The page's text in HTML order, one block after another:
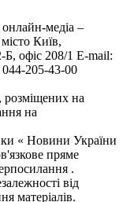
медіа –
Київ,
офіс 208/1 E-mail:
205-43-00
розміщених на
на
« Новини України
пряме
.
від
матеріалів.